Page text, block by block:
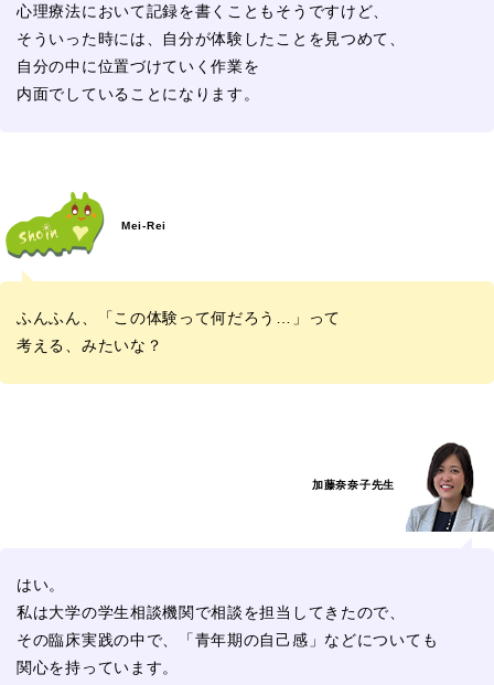
心理療法において記録を書くこともそうですけど、
そういった時には、自分が体験したことを見つめて、
自分の中に位置づけていく作業を
内面でしていることになります。
Mei-Rei
ふんふん、「この体験って何だろう…」って
考える、みたいな？
加藤奈奈子先生
はい。
私は大学の学生相談機関で相談を担当してきたので、
その臨床実践の中で、「青年期の自己感」などについても
関心を持っています。